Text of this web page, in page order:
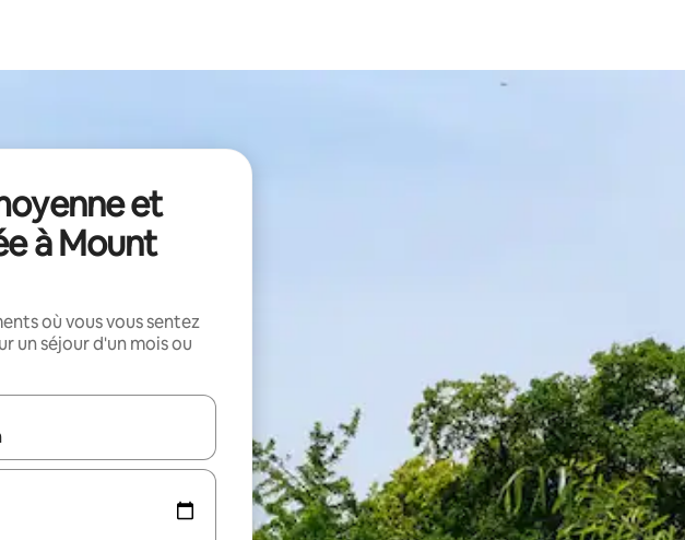
et
à Mount
où vous vous sentez
un séjour d'un mois ou
utilisez les flèches vers le haut et vers le bas pour les parcourir ou en appuyant et en